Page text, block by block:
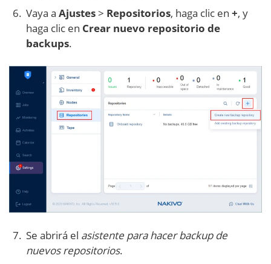
Vaya a Ajustes> Repositorios, haga clic en +, y
haga clic en Crear nuevo repositorio de
backups.
Se abrirá el asistente para hacer backup de
nuevos repositorios.